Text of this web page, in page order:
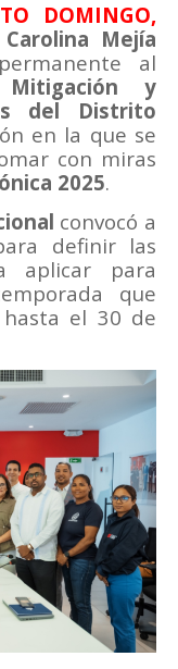
DOMINGO,
Mejía
al
y
del Distrito
en la que se
con miras
2025.
convocó a
definir las
aplicar para
que
el 30 de